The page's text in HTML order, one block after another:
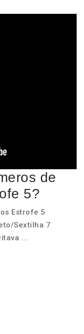
de
5?
Estrofe 5
Sextilha 7
...